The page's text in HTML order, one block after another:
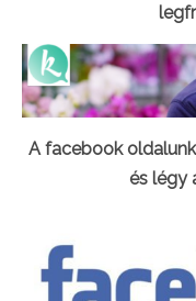
A facebook
és légy